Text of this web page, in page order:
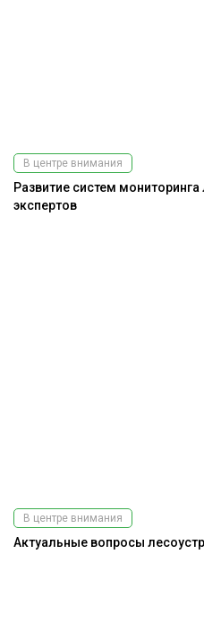
В центре внимания
Развитие систем
экспертов
В центре внимания
Актуальные вопросы